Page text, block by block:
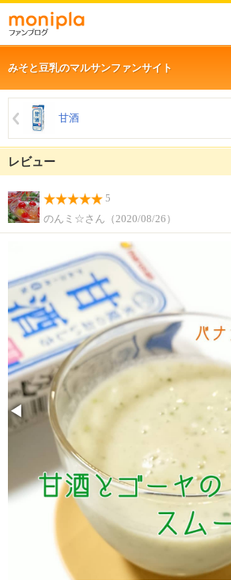
みそと豆乳のマルサンファンサイト
甘酒
レビュー
5
のんミ☆さん（2020/08/26）
◀